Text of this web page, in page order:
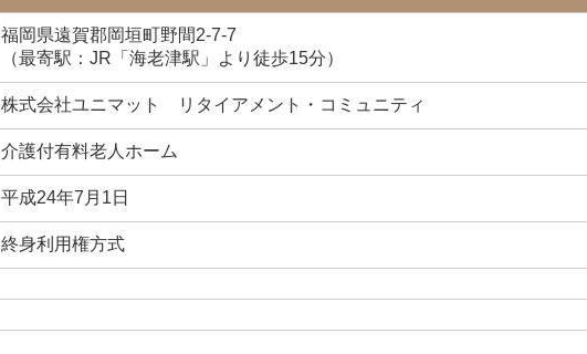
福岡県遠賀郡岡垣町野間2-7-7
（最寄駅：JR「海老津駅」より徒歩15分）
株式会社ユニマット リタイアメント・コミュニティ
介護付有料老人ホーム
平成24年7月1日
終身利用権方式